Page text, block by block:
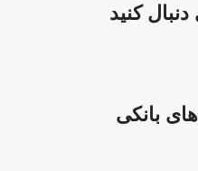
کنید
بانکی